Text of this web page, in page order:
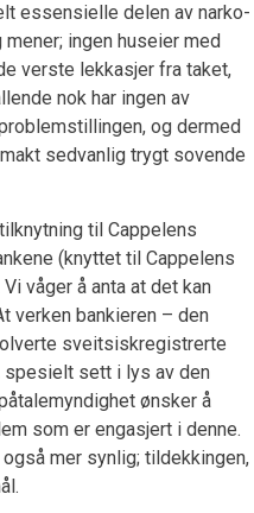
essensielle delen av narko-
ingen huseier med
verste lekkasjer fra taket,
nok har ingen av
og dermed
sedvanlig trygt sovende
til Cappelens
(knyttet til Cappelens
våger å anta at det kan
verken bankieren – den
sveitsiskregistrerte
sett i lys av den
ønsker å
som er engasjert i denne.
mer synlig; tildekkingen,